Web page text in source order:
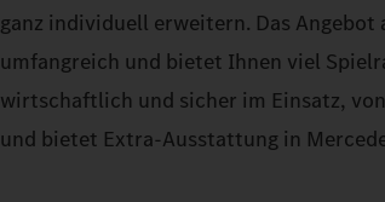
ganz individuell erweitern. Das
umfangreich und bietet Ihnen viel
wirtschaftlich und sicher im Einsatz,
und bietet Extra-Ausstattung in